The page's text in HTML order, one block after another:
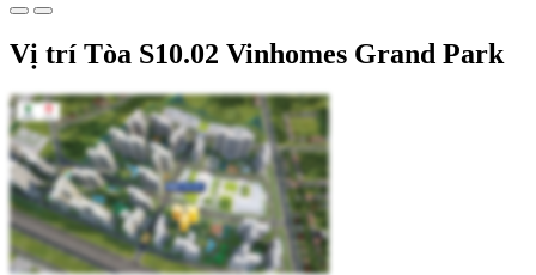
Vị trí Tòa S10.02 Vinhomes Grand Park